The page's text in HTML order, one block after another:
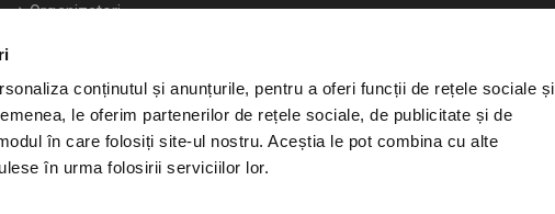
conținutul și anunțurile, pentru a oferi funcții de rețele sociale și
le oferim partenerilor de rețele sociale, de publicitate și de
în care folosiți site-ul nostru. Aceștia le pot combina cu alte
în urma folosirii serviciilor lor.
Organizatori